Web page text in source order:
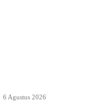
6 Agustus 2026